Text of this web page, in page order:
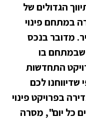
הגדולים של
במתחם פינוי
8 במזרח העיר. מדובר בנכס
שבמתחם בו
התחדשות
שדיווחנו לכם
נדירה בפרויקט פינוי
כל יום", מסרה